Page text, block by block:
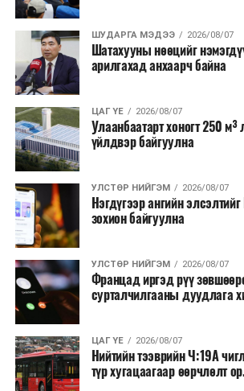
ШУДАРГА МЭДЭЭ 2026/08/07
Шатахууны нөөцийг
арилгахад анхаарч байна
ЦАГ ҮЕ 2026/08/07
Улаанбаатарт хоногт 250
үйлдвэр байгуулна
УЛСТӨР НИЙГЭМ 2026/08/07
Нэгдүгээр ангийн
зохион байгуулна
УЛСТӨР НИЙГЭМ 2026/08/07
Францад иргэд рүү
сурталчилгааны дуудлага
ЦАГ ҮЕ 2026/08/07
Нийтийн тээврийн Ч:19А
түр хугацаагаар өөрчлөлт